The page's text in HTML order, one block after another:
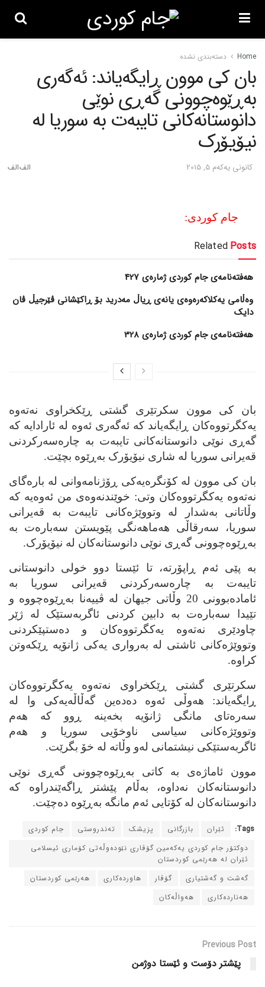
Home دسته‌بندی نشده
بان کی موون ڕایگه‌یاند: ئه‌گه‌ری
به‌ڕێوه‌چوونی گه‌ڕی نوێی
دانوستانه‌کانی تایبه‌ت به‌ سوریا له‌
نیۆیۆرک
كانونی یه‌كه‌م 5, 2015
جام کوردی:
Related Posts
هەفتەنامەی جام کوردی ژمارەی 427
وەڵامی یەکلاکەرەوەی یانەی ڕیاڵ مەدرید بۆ ڕاکێشانی ڤێرجیڵ ڤان
دایک
هەفتەنامەی جام کوردی ژمارەی 328
بان کی موون سکرتێری گشتی ڕێکخراوی نه‌ته‌وه‌
یه‌کگرتووه‌کان ڕایگه‌یاند که‌ ئه‌گه‌ری ئه‌وه‌ له‌ ئارادایه‌ که‌
گه‌ڕی نوێی دانوستانه‌کانی تایبه‌ت به‌ چاره‌سه‌رکردنی
قه‌یرانی سوریا له‌ شاری نیۆیۆرک به‌ڕێوه‌ بچێت.
بان کی موون له‌ کۆنگره‌یه‌کی ڕۆژنامه‌وانی له‌ باره‌گای
نه‌ته‌وه‌ یه‌کگرتووه‌کان وتی: خوێندنه‌وه‌ی من ئه‌وه‌یه‌ که‌
وڵاتانی به‌شدار له‌ وتووێژه‌کانی تایبه‌ت به‌ قه‌یرانی
سوریا، سه‌رقاڵی هه‌ماهه‌نگی پێویستن سه‌باره‌ت به‌
به‌ڕێوه‌چوونی گه‌ڕی نوێی دانوستانه‌کان له‌ نیۆیۆرک.
به‌ پێی ئه‌م ڕاپۆرته‌، تا ئێستا دوو خولی دانوستانی
تایبه‌ت به‌ چاره‌سه‌رکردنی قه‌یرانی سوریا به‌
ئاماده‌بوونی 20 وڵاتی جیهان له‌ ڤییه‌نا به‌ڕێوه‌چووه‌ و
تێیدا سه‌باره‌ت به‌ دابین کردنی ئاگربه‌ستێک له‌ ژێر
چاودێری نه‌ته‌وه‌ یه‌کگرتووه‌کان و ده‌ستپێکردنی
وتووێژه‌کانی ئاشتی له‌ به‌رواری یه‌کی ژانۆیه‌ ڕێکه‌وتن
کراوه‌.
سکرتێری گشتی ڕێکخراوی نه‌ته‌وه‌ یه‌کگرتووه‌کان
ڕایگه‌یاند: هه‌وڵی ئه‌وه‌ ده‌ده‌ین گه‌ڵاڵه‌یه‌کی وا له‌
سه‌ره‌تای مانگی ژانۆیه‌ بخه‌ینه‌ ڕوو که‌ هه‌م
وتووێژه‌کانی سیاسی ناوخۆیی سوریا و هه‌م
ئاگربه‌ستێکی نیشتمانی له‌و وڵاته‌ له‌ خۆ بگرێت.
موون ئاماژه‌ی به‌ کاتی به‌ڕێوه‌چوونی گه‌ڕی نوێی
دانوستانه‌کان نه‌داوه‌، به‌ڵام پێشتر ڕاگه‌ێندراوه‌ که‌
دانوستانه‌کان له‌ کۆتایی ئه‌م مانگه‌ به‌ڕێوه‌ ده‌چێت.
Tags: ئێران بازرگانی پزیشک ته‌ندروستی
جام کوردی
دوکتۆر جام کوردی یه‌که‌مین گۆڤاری نێوده‌وڵه‌تی کۆماری ئیسلامی
ئێران له‌ هه‌رێمی کوردستان
گه‌شت و گه‌شتیاری
گۆڤار هاورده‌کاری
هه‌رێمی کوردستان
هه‌نارده‌کاری
هه‌واڵه‌کان
Previous Post
پێشتر دۆست و ئێستا دوژمن